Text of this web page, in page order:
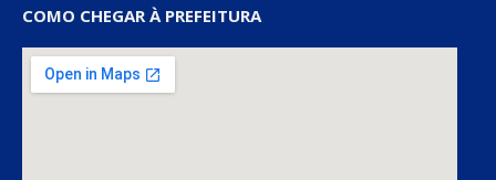
COMO CHEGAR À PREFEITURA